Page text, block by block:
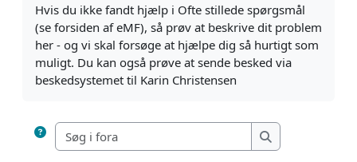
Hvis du ikke fandt hjælp i Ofte stillede spørgsmål
(se forsiden af eMF), så prøv at beskrive dit problem
her - og vi skal forsøge at hjælpe dig så hurtigt som
muligt. Du kan også prøve at sende besked via
beskedsystemet til Karin Christensen
Søg i fora
Søg i fora